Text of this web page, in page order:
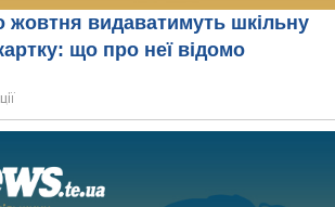
жовтня видаватимуть шкільну
що про неї відомо